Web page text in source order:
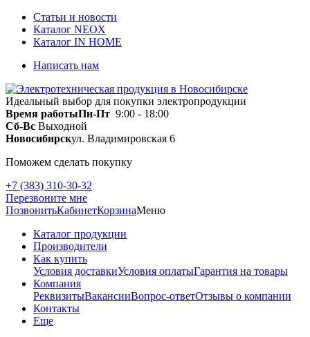
Статьи и новости
Каталог NEOX
Каталог IN HOME
Написать нам
Идеальный выбор для покупки электропродукции
Время работыПн-Пт 9:00 - 18:00
Сб-Вс Выходной
Новосибирскул. Владимировская 6
Поможем сделать покупку
+7 (383) 310-30-32
Перезвоните мне
ПозвонитьКабинетКорзинаМеню
Каталог продукции
Производители
Как купить
Условия доставкиУсловия оплатыГарантия на товары
Компания
РеквизитыВакансииВопрос-ответОтзывы о компании
Контакты
Еще